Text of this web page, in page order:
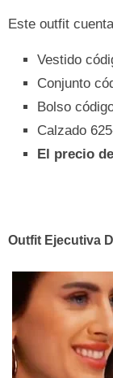
Este outfit
Vestido
Conjunto
Bolso
Calzado
El precio
Outfit Ejecutiva